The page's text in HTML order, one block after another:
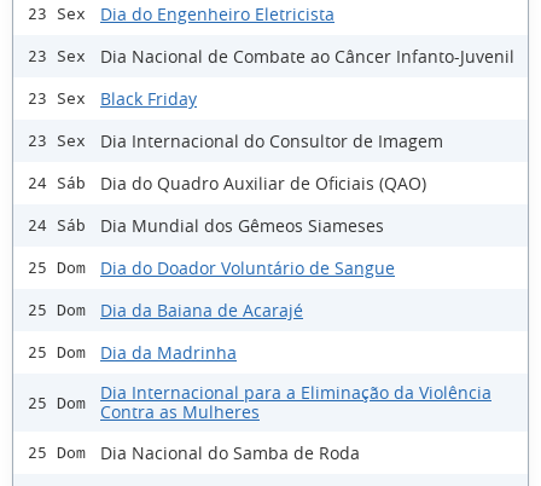
23 Sex Dia do Engenheiro Eletricista
23 Sex Dia Nacional de Combate ao Câncer Infanto-Juvenil
23 Sex Black Friday
23 Sex Dia Internacional do Consultor de Imagem
24 Sáb Dia do Quadro Auxiliar de Oficiais (QAO)
24 Sáb Dia Mundial dos Gêmeos Siameses
25 Dom Dia do Doador Voluntário de Sangue
25 Dom Dia da Baiana de Acarajé
25 Dom Dia da Madrinha
25 Dom
Dia Internacional para a Eliminação da Violência
Contra as Mulheres
25 Dom Dia Nacional do Samba de Roda